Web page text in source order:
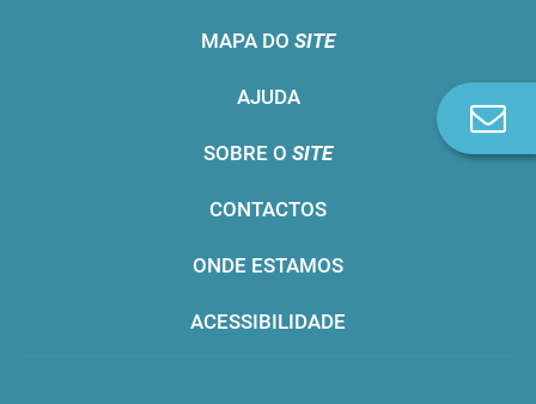
MAPA DO SITE
AJUDA
SOBRE O SITE
CONTACTOS
ONDE ESTAMOS
ACESSIBILIDADE